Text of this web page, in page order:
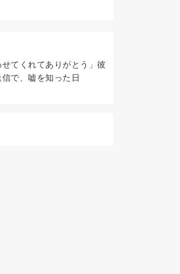
せてくれてありがとう」彼
で、嘘を知った日